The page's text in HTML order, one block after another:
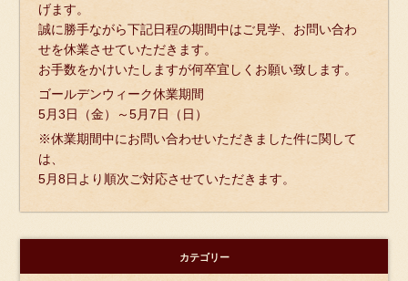
げます。
誠に勝手ながら下記日程の期間中はご見学、お問い合わ
せを休業させていただきます。
お手数をかけいたしますが何卒宜しくお願い致します。
ゴールデンウィーク休業期間
5月3日（金）～5月7日（日）
※休業期間中にお問い合わせいただきました件に関して
は、
5月8日より順次ご対応させていただきます。
カテゴリー